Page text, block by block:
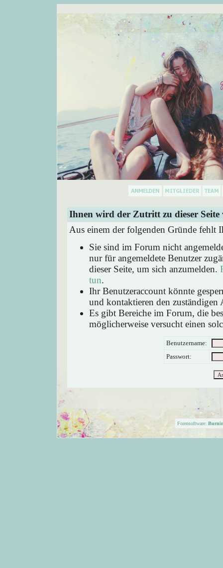
Ihnen wird der Zutritt zu dieser Seite
Aus einem der folgenden Gründe fehlt
Sie sind im Forum nicht
nur für angemeldete Benutzer
dieser Seite, um sich anzumelden.
tun.
Ihr Benutzeraccount könnte
und kontaktieren den zuständigen
Es gibt Bereiche im Forum, die
möglicherweise versucht einen
Benutzername:
Passwort:
Forensoftware: